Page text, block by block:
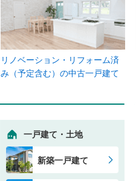
リノベーション・リフォーム済
み（予定含む）の中古一戸建て
一戸建て・土地
新築一戸建て